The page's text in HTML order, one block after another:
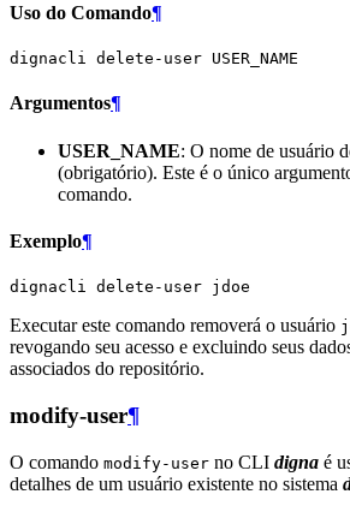
Uso do Comando¶
dignacli delete-user
Argumentos¶
USER_NAME: O nome de usuário
(obrigatório). Este é o único
comando.
Exemplo¶
dignacli delete-user
Executar este comando removerá o usuário
revogando seu acesso e excluindo seus
associados do repositório.
modify-user¶
O comando modify-user no CLI digna é
detalhes de um usuário existente no sistema